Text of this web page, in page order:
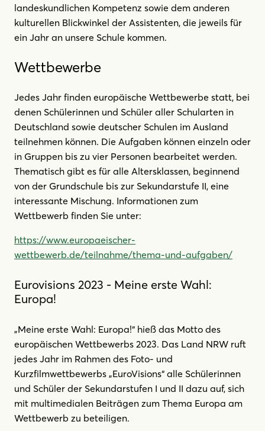
landeskundlichen Kompetenz sowie dem anderen
kulturellen Blickwinkel der Assistenten, die jeweils für
ein Jahr an unsere Schule kommen.
Wettbewerbe
Jedes Jahr finden europäische Wettbewerbe statt, bei
denen Schülerinnen und Schüler aller Schularten in
Deutschland sowie deutscher Schulen im Ausland
teilnehmen können. Die Aufgaben können einzeln oder
in Gruppen bis zu vier Personen bearbeitet werden.
Thematisch gibt es für alle Altersklassen, beginnend
von der Grundschule bis zur Sekundarstufe II, eine
interessante Mischung. Informationen zum
Wettbewerb finden Sie unter:
https://www.europaeischer-
wettbewerb.de/teilnahme/thema-und-aufgaben/
Eurovisions 2023 - Meine erste Wahl:
Europa!
„Meine erste Wahl: Europa!“ hieß das Motto des
europäischen Wettbewerbs 2023. Das Land NRW ruft
jedes Jahr im Rahmen des Foto- und
Kurzfilmwettbewerbs „EuroVisions“ alle Schülerinnen
und Schüler der Sekundarstufen I und II dazu auf, sich
mit multimedialen Beiträgen zum Thema Europa am
Wettbewerb zu beteiligen.